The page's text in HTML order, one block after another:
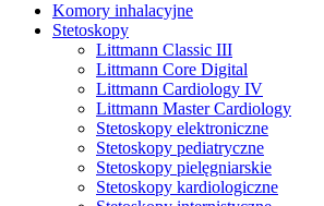
Komory inhalacyjne
Stetoskopy
Littmann Classic III
Littmann Core Digital
Littmann Cardiology IV
Littmann Master Cardiology
Stetoskopy elektroniczne
Stetoskopy pediatryczne
Stetoskopy pielęgniarskie
Stetoskopy kardiologiczne